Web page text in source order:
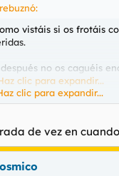
vistáis si os frotáis
no os caguéis
clic para expandir...
clic para expandir...
de vez en